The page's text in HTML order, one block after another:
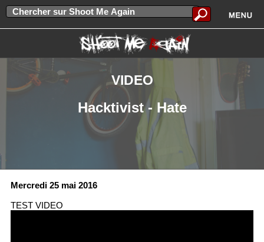
VIDEO
Hacktivist - Hate
Mercredi 25 mai 2016
TEST VIDEO